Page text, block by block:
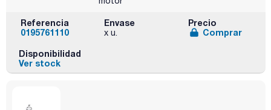
Referencia
0195761110
Envase
x u.
Precio
Comprar
Disponibilidad
Ver stock